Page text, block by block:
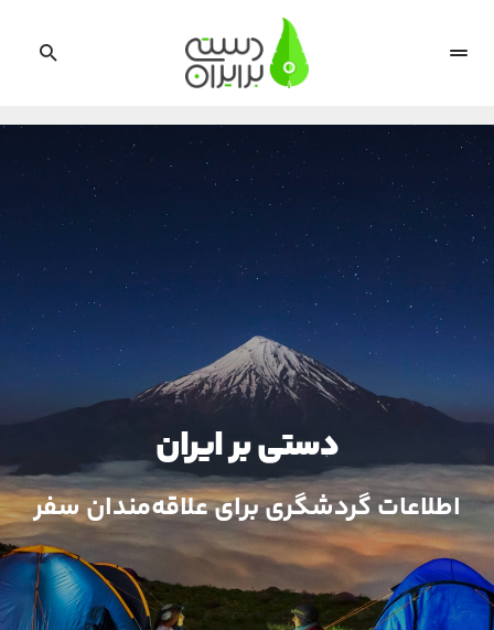
دستی بر ایران
اطلاعات گردشگری برای علاقه‌مندان سفر